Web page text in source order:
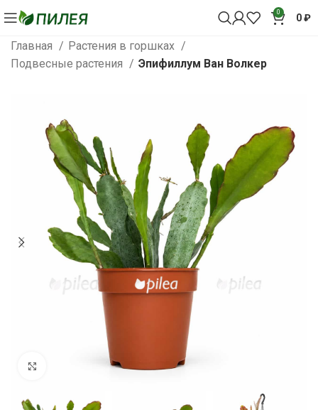
0 0₽
Главная
Растения в горшках
Подвесные растения
Эпифиллум Ван Волкер
Нажмите, чтобы увеличить